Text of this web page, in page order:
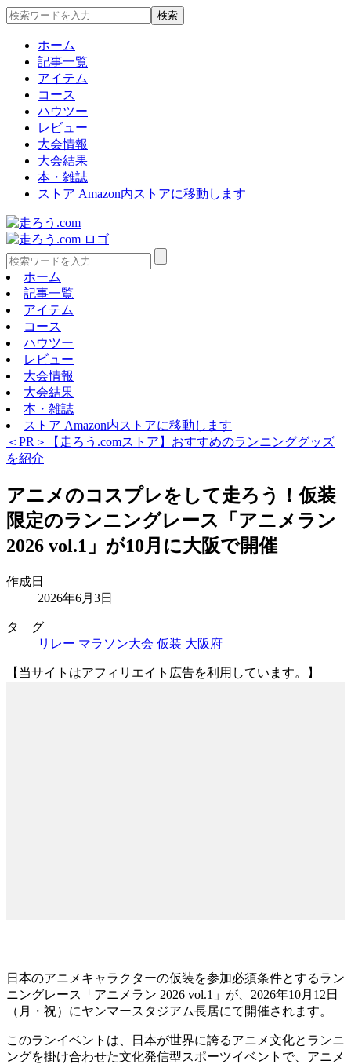
ホーム
記事一覧
アイテム
コース
ハウツー
レビュー
大会情報
大会結果
本・雑誌
ストア Amazon内ストアに移動します
ホーム
記事一覧
アイテム
コース
ハウツー
レビュー
大会情報
大会結果
本・雑誌
ストア Amazon内ストアに移動します
＜PR＞【走ろう.comストア】おすすめのランニンググッズ
を紹介
アニメのコスプレをして走ろう！仮装
限定のランニングレース「アニメラン
2026 vol.1」が10月に大阪で開催
作成日
2026年6月3日
タ グ
リレー マラソン大会 仮装 大阪府
【当サイトはアフィリエイト広告を利用しています。】
日本のアニメキャラクターの仮装を参加必須条件とするラン
ニングレース「アニメラン 2026 vol.1」が、2026年10月12日
（月・祝）にヤンマースタジアム長居にて開催されます。
このランイベントは、日本が世界に誇るアニメ文化とランニ
ングを掛け合わせた文化発信型スポーツイベントで、アニメ